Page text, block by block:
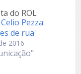
Pezza:
de rua'
2016